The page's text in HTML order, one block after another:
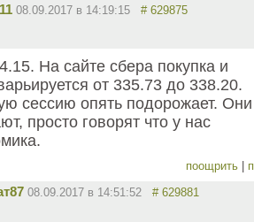
08.09.2017 в 14:19:15 # 629875
На сайте сбера покупка и
от 335.73 до 338.20.
сессию опять подорожает. Они
просто говорят что у нас
поощрить
08.09.2017 в 14:51:52 # 629881